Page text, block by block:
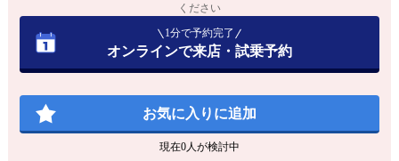
ください
1分で予約完了
オンラインで来店・試乗予約
お気に入りに追加
現在0人が検討中